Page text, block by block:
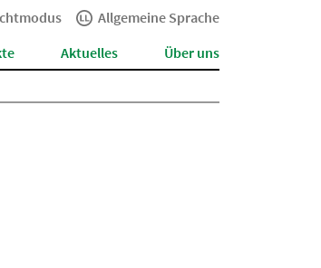
Aktuelles Über uns
Allgemeine Sprache